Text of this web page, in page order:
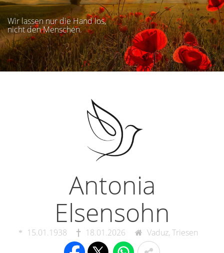
Wir lassen nur die Hand los,
nicht den Menschen.
Antonia
Elsensohn
15.01.1938 18.01.2026 Vaduz, Triesen